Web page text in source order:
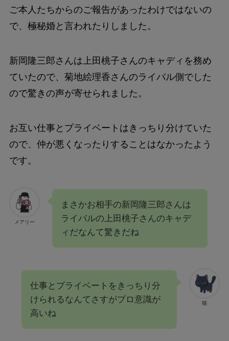
ご本人たちからのご報告があったわけではないの
で、極秘婚と言われたりしました。
新岡隆三郎さんは上田桃子さんのキャディを務め
ていたので、菊地絵理香さんのライバル側でした
ので驚きの声が寄せられました。
お互い仕事とプライベートはきっちり分けていた
ので、仲が悪くなったりすることはなかったよう
です。
メアリー
まさかお相手の新岡隆三郎さんは
ライバルの上田桃子さんのキャデ
ィだなんて驚きだね
猫
仕事とプライベートをきっちり分
けられるなんてさすがプロ意識が
高いね